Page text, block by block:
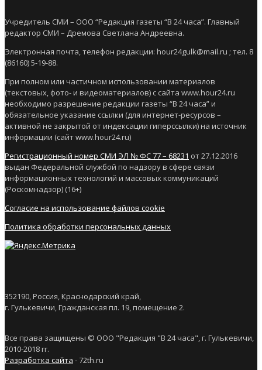
Учредитель СМИ – ООО “Редакция газеты “В 24 часа”. Главный
редактор СМИ – Дремова Светлана Андреевна.
Электронная почта, телефон редакции: hour24gulk@mail.ru ; тел. 8
(86160) 5-19-88.
При полном или частичном использовании материалов
(текстовых, фото- и видеоматериалов) с сайта www.hour24.ru
необходимо разрешение редакции газеты “В 24 часа” и
обязательное указание ссылки (для интернет-ресурсов –
активной не закрытой от индексации гиперссылки) на источник
информации (сайт www.hour24.ru)
Регистрационный номер СМИ ЭЛ № ФС 77 – 68231 от 27.12.2016
выдан Федеральной службой по надзору в сфере связи
информационных технологий и массовых коммуникаций
(Роскомнадзор) (16+)
Согласие на использование файлов cookie
Политика обработки персональных данных
352190, Россия, Краснодарский край,
г. Гулькевичи, Гражданская пл. 19, помещение 2.
Все права защищены © ООО "Редакция "В 24 часа", г. Гулькевичи,
2010-2018 гг.
Разработка сайта - 72th.ru